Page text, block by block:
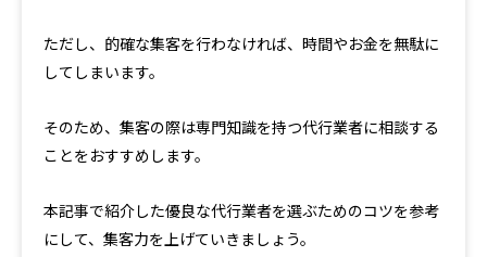
ただし、的確な集客を行わなければ、時間やお金を無駄に
してしまいます。
そのため、集客の際は専門知識を持つ代行業者に相談する
ことをおすすめします。
本記事で紹介した優良な代行業者を選ぶためのコツを参考
にして、集客力を上げていきましょう。